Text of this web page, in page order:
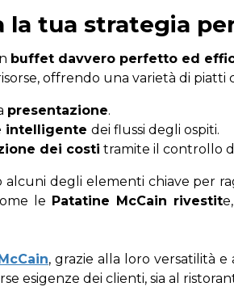
la tua strategia
buffet davvero perfetto ed
offrendo una varietà di
presentazione.
intelligente dei flussi degli ospiti.
dei costi tramite il controllo
alcuni degli elementi chiave per
le Patatine McCain rivestit
, grazie alla loro versatilità
esigenze dei clienti, sia al